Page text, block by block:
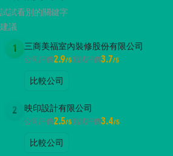
試試看別的關鍵字
建議
1 三商美福室內裝修股份有限公司
公司評價2.9/5面試評價3.7/5
比較公司
2 映印設計有限公司
公司評價2.5/5面試評價3.4/5
比較公司